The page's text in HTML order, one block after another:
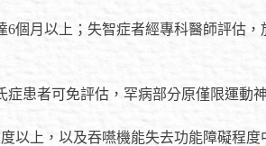
月以上；失智症者經專科醫師評估
患者可免評估，罕病部分原僅限運動
以上，以及吞嚥機能失去功能障礙程